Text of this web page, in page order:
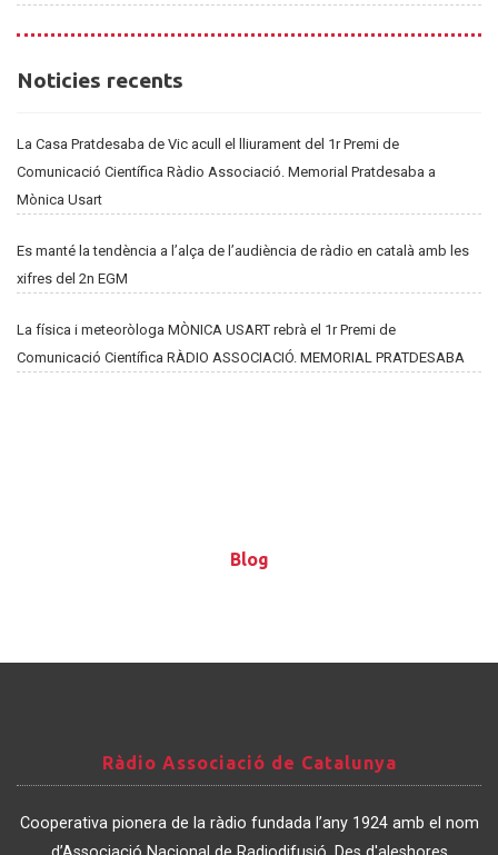
Noticies
Noticies recents
La Casa Pratdesaba de Vic acull el lliurament del 1r Premi de
Comunicació Científica Ràdio Associació. Memorial Pratdesaba a
Mònica Usart
Es manté la tendència a l’alça de l’audiència de ràdio en català amb les
xifres del 2n EGM
La física i meteoròloga MÒNICA USART rebrà el 1r Premi de
Comunicació Científica RÀDIO ASSOCIACIÓ. MEMORIAL PRATDESABA
Blog
Blog
Associació
de
Ràdio Associació de Catalunya
Cooperativa pionera de la ràdio fundada l’any 1924 amb el nom